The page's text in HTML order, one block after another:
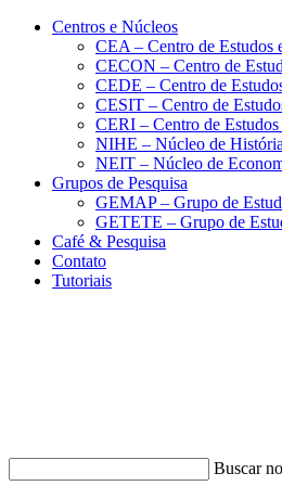
Conteúdo principal Menu principal
Centros e Núcleos
CEA – Centro de Estudos
CECON – Centro de
CEDE – Centro de
CESIT – Centro de
CERI – Centro de
NIHE – Núcleo de
NEIT – Núcleo de
Grupos de Pesquisa
GEMAP – Grupo de
GETETE – Grupo de
Café & Pesquisa
Contato
Tutoriais
Buscar